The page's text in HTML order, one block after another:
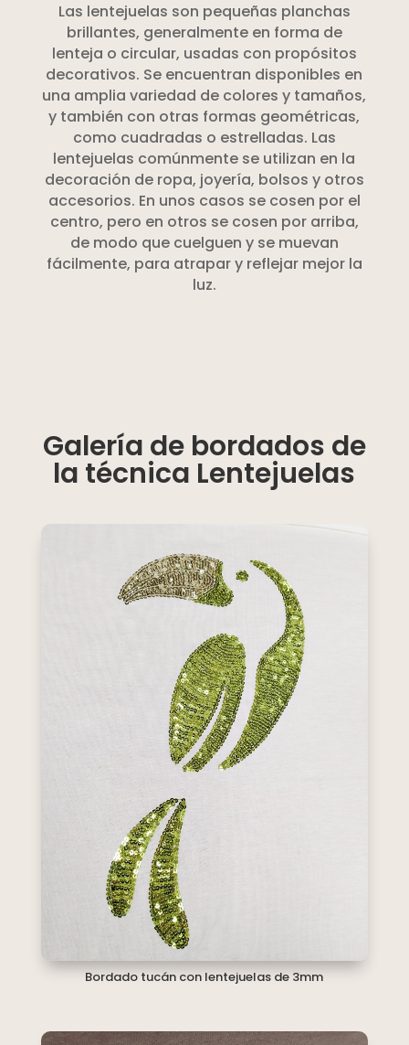
Las lentejuelas son pequeñas planchas
brillantes, generalmente en forma de
lenteja o circular, usadas con propósitos
decorativos. Se encuentran disponibles en
una amplia variedad de colores y tamaños,
y también con otras formas geométricas,
como cuadradas o estrelladas. Las
lentejuelas comúnmente se utilizan en la
decoración de ropa, joyería, bolsos y otros
accesorios. En unos casos se cosen por el
centro, pero en otros se cosen por arriba,
de modo que cuelguen y se muevan
fácilmente, para atrapar y reflejar mejor la
luz.
Galería de bordados de
la técnica Lentejuelas
Bordado tucán con lentejuelas de 3mm